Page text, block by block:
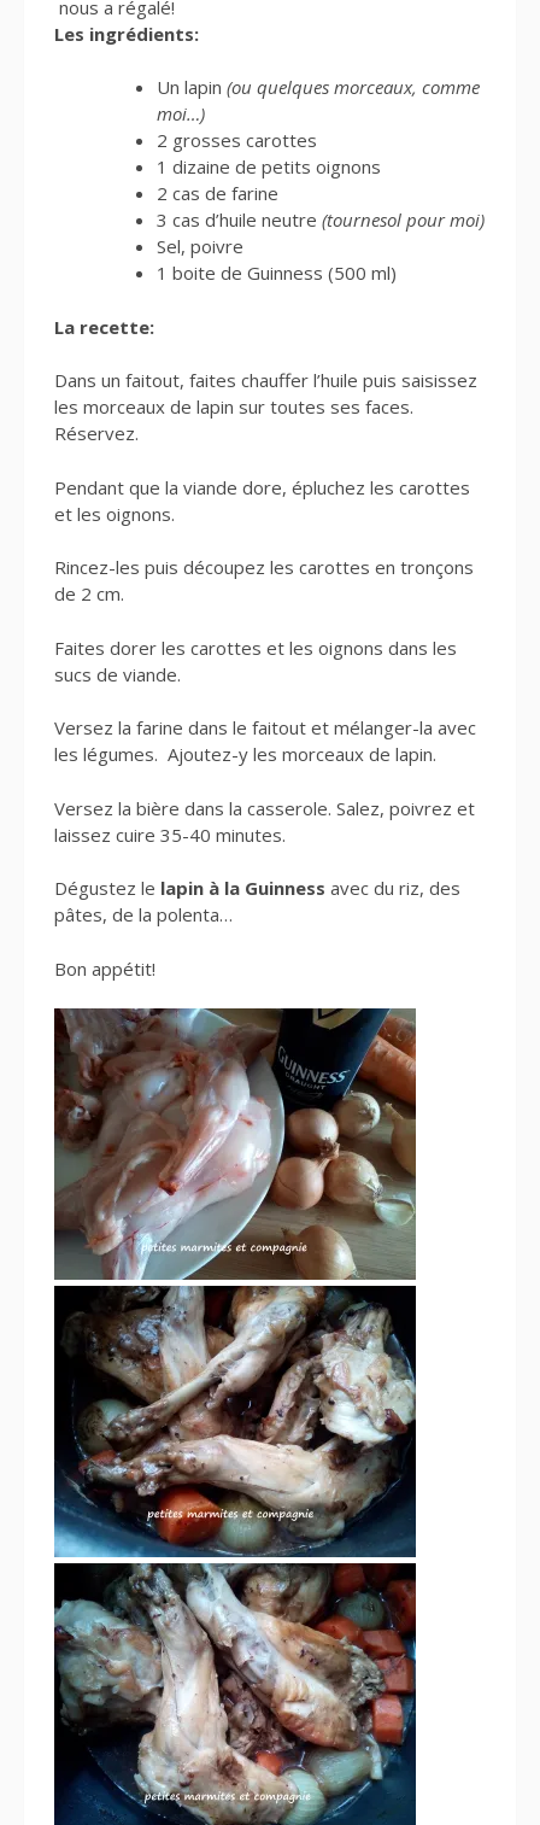
nous a régalé!
Les ingrédients:
Un lapin (ou quelques morceaux, comme
moi…)
2 grosses carottes
1 dizaine de petits oignons
2 cas de farine
3 cas d’huile neutre (tournesol pour moi)
Sel, poivre
1 boite de Guinness (500 ml)
La recette:
Dans un faitout, faites chauffer l’huile puis saisissez
les morceaux de lapin sur toutes ses faces.
Réservez.
Pendant que la viande dore, épluchez les carottes
et les oignons.
Rincez-les puis découpez les carottes en tronçons
de 2 cm.
Faites dorer les carottes et les oignons dans les
sucs de viande.
Versez la farine dans le faitout et mélanger-la avec
les légumes. Ajoutez-y les morceaux de lapin.
Versez la bière dans la casserole. Salez, poivrez et
laissez cuire 35-40 minutes.
Dégustez le lapin à la Guinness avec du riz, des
pâtes, de la polenta…
Bon appétit!